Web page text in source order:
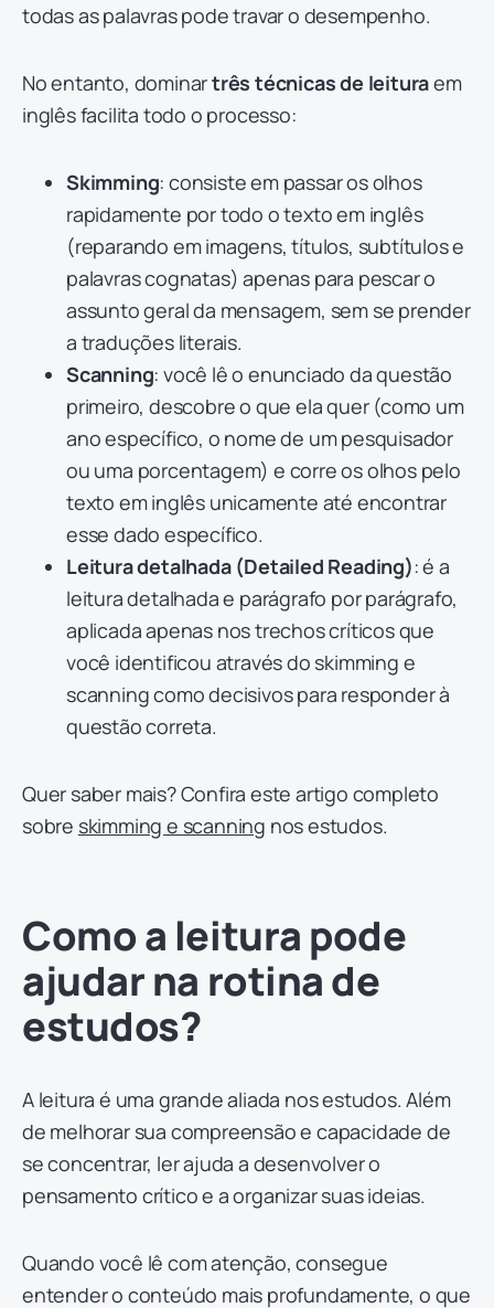
todas as palavras pode travar o desempenho.
No entanto, dominartrês técnicas de leituraem
inglês facilita todo o processo:
Skimming: consiste em passar os olhos
rapidamente por todo o texto em inglês
(reparando em imagens, títulos, subtítulos e
palavras cognatas) apenas para pescar o
assunto geral da mensagem, sem se prender
a traduções literais.
Scanning: você lê o enunciado da questão
primeiro, descobre o que ela quer (como um
ano específico, o nome de um pesquisador
ou uma porcentagem) e corre os olhos pelo
texto em inglês unicamente até encontrar
esse dado específico.
Leitura detalhada (Detailed Reading): é a
leitura detalhada e parágrafo por parágrafo,
aplicada apenas nos trechos críticos que
você identificou através do skimming e
scanning como decisivos para responder à
questão correta.
Quer saber mais? Confira este artigo completo
sobre skimming e scanning nos estudos.
Como a leitura pode
ajudar na rotina de
estudos?
A leitura é uma grande aliada nos estudos. Além
de melhorar sua compreensão e capacidade de
se concentrar, ler ajuda a desenvolver o
pensamento crítico e a organizar suas ideias.
Quando você lê com atenção, consegue
entender o conteúdo mais profundamente, o que